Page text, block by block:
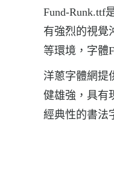
Fund-Runk.ttf
有強烈的視覺
等環境，字體
洋蔥字體網提
健雄強，具有
經典性的書法